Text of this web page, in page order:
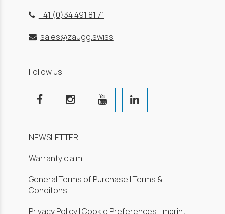
+41 (0)34 491 81 71
sales@zaugg.swiss
Follow us
NEWSLETTER
Warranty claim
General Terms of Purchase |Terms &
Conditons
Privacy Policy|Cookie Preferences | Imprint